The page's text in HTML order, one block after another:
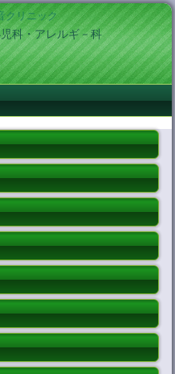
リニック
科・アレルギ－科